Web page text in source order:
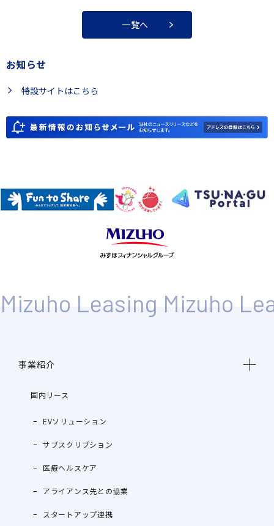
一覧へ
お知らせ
特設サイトはこちら
事業紹介
国内リース
EVソリューション
サブスクリプション
医療ヘルスケア
アライアンス先との協業
スタートアップ連携